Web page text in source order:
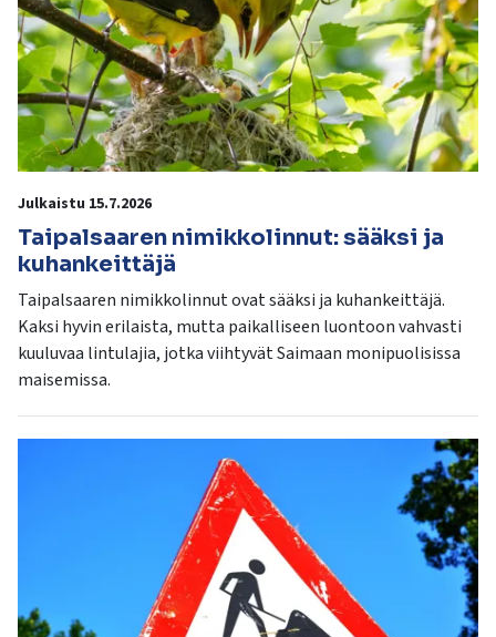
Julkaistu 15.7.2026
Taipalsaaren nimikkolinnut: sääksi ja
kuhankeittäjä
Taipalsaaren nimikkolinnut ovat sääksi ja kuhankeittäjä.
Kaksi hyvin erilaista, mutta paikalliseen luontoon vahvasti
kuuluvaa lintulajia, jotka viihtyvät Saimaan monipuolisissa
maisemissa.